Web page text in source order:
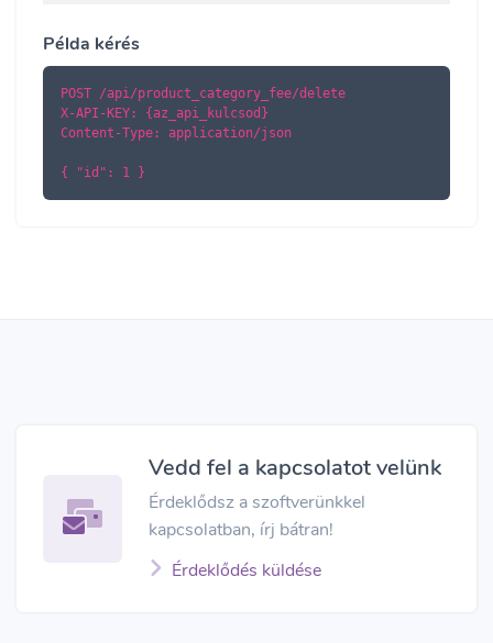
Példa kérés
POST /api/product_category_fee/delete
X-API-KEY: {az_api_kulcsod}
Content-Type: application/json
{ "id": 1 }
Vedd fel a kapcsolatot velünk
Érdeklődsz a szoftverünkkel
kapcsolatban, írj bátran!
Érdeklődés küldése